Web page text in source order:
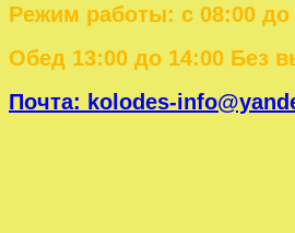
Режим работы: с 08:00 до
Обед 13:00 до 14:00 Без
Почта: kolodes-